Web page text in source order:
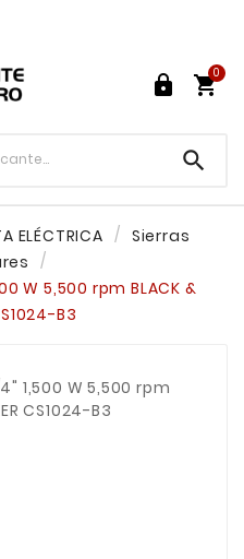
 
0

ELÉCTRICA
Sierras
W 5,500 rpm BLACK &
B3